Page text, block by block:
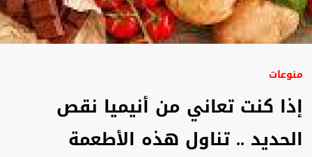
منوعات
إذا كنت تعاني من أنيميا نقص
الحديد .. تناول هذه الأطعمة